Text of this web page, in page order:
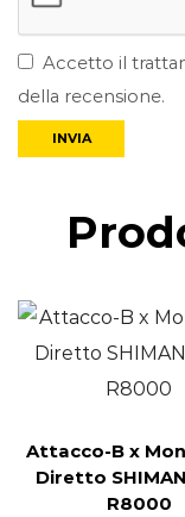
Accetto il
della recensione.
Attacco-B x
Diretto
R8000